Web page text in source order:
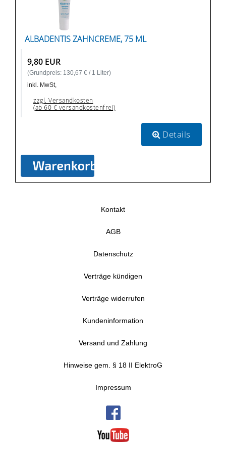
ALBADENTIS ZAHNCREME, 75 ML
9,80 EUR
(Grundpreis: 130,67 € / 1 Liter)
inkl. MwSt,
zzgl. Versandkosten
(ab 60 € versandkostenfrei)
Details
Kontakt
AGB
Datenschutz
Verträge kündigen
Verträge widerrufen
Kundeninformation
Versand und Zahlung
Hinweise gem. § 18 II ElektroG
Impressum